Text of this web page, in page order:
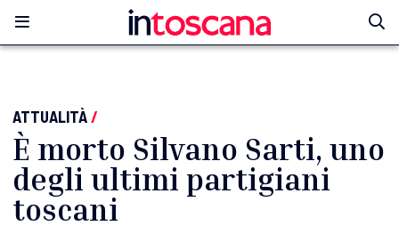
ATTUALITÀ/
È morto Silvano Sarti, uno
degli ultimi partigiani
toscani